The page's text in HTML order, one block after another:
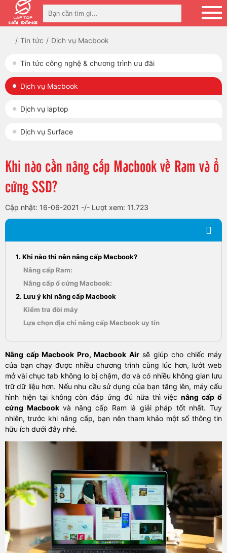
Tin tức Dịch vụ Macbook
Tin tức công nghệ & chương trình ưu đãi
Dịch vụ Macbook
Dịch vụ laptop
Dịch vụ Surface
Khi nào cần nâng cấp Macbook về Ram và ổ
cứng SSD?
Cập nhật: 16-06-2021 -/- Lượt xem: 11.723
1. Khi nào thì nên nâng cấp Macbook?
Nâng cấp Ram:
Nâng cấp ổ cứng Macbook:
2. Lưu ý khi nâng cấp Macbook
Kiểm tra đời máy
Lựa chọn địa chỉ nâng cấp Macbook uy tín
Nâng cấp Macbook Pro, Macbook Airsẽ giúp cho chiếc máy
của bạn chạy được nhiều chương trình cùng lúc hơn, lướt web
mở vài chục tab không lo bị chậm, đơ và có nhiều không gian lưu
trữ dữ liệu hơn. Nếu nhu cầu sử dụng của bạn tăng lên, máy cấu
hình hiện tại không còn đáp ứng đủ nữa thì việcnâng cấp ổ
cứng Macbookvà nâng cấp Ram là giải pháp tốt nhất. Tuy
nhiên, trước khi nâng cấp, bạn nên tham khảo một số thông tin
hữu ích dưới đây nhé.